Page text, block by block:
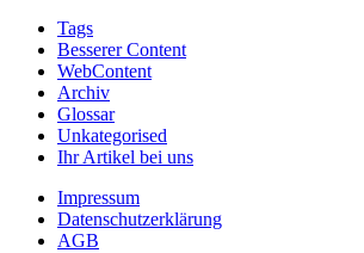
Tags
Besserer Content
WebContent
Archiv
Glossar
Unkategorised
Ihr Artikel bei uns
Impressum
Datenschutzerklärung
AGB